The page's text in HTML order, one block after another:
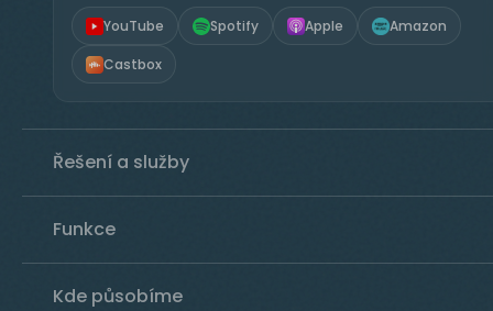
YouTube Spotify Apple Amazon
Castbox
Řešení a služby
Funkce
Kde působíme